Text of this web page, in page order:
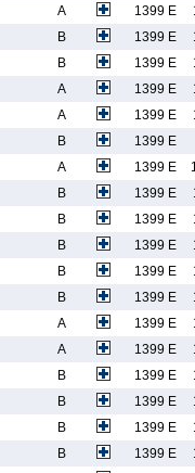
A 1399 E
B 1399 E
B 1399 E
A 1399 E
A 1399 E
B
1399 E
A 1399 E
B 1399 E
B 1399 E
B 1399 E
B 1399 E
B 1399 E
A 1399 E
A 1399 E
B 1399 E
B 1399 E
B 1399 E
B 1399 E